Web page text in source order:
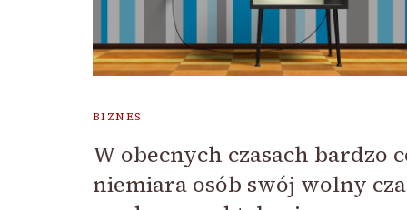
BIZNES
W obecnych czasach bardzo
niemiara osób swój wolny